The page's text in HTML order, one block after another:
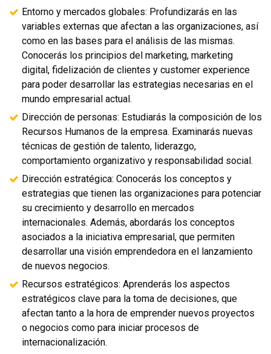
Entorno y mercados globales: Profundizarás en las
variables externas que afectan a las organizaciones, así
como en las bases para el análisis de las mismas.
Conocerás los principios del marketing, marketing
digital, fidelización de clientes y customer experience
para poder desarrollar las estrategias necesarias en el
mundo empresarial actual.
Dirección de personas: Estudiarás la composición de los
Recursos Humanos de la empresa. Examinarás nuevas
técnicas de gestión de talento, liderazgo,
comportamiento organizativo y responsabilidad social.
Dirección estratégica: Conocerás los conceptos y
estrategias que tienen las organizaciones para potenciar
su crecimiento y desarrollo en mercados
internacionales. Además, abordarás los conceptos
asociados a la iniciativa empresarial, que permiten
desarrollar una visión emprendedora en el lanzamiento
de nuevos negocios.
Recursos estratégicos: Aprenderás los aspectos
estratégicos clave para la toma de decisiones, que
afectan tanto a la hora de emprender nuevos proyectos
o negocios como para iniciar procesos de
internacionalización.